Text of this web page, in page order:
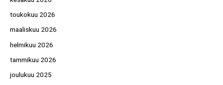
toukokuu 2026
maaliskuu 2026
helmikuu 2026
tammikuu 2026
joulukuu 2025